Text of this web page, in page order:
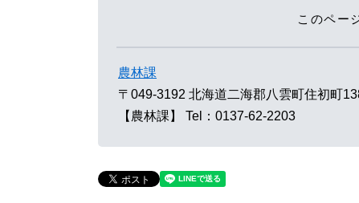
このペー
農林課
〒049-3192 北海道二海郡八雲町住初町
【農林課】
Tel：0137-62-2203